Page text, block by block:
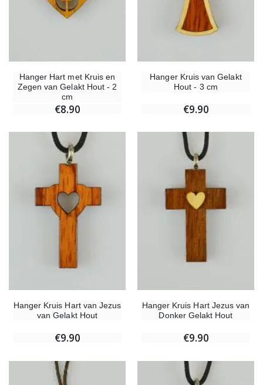
Hanger Hart met Kruis en
Zegen van Gelakt Hout - 2
cm
€8.90
Hanger Kruis van Gelakt
Hout - 3 cm
€9.90
Hanger Kruis Hart van Jezus
van Gelakt Hout
€9.90
Hanger Kruis Hart Jezus van
Donker Gelakt Hout
€9.90